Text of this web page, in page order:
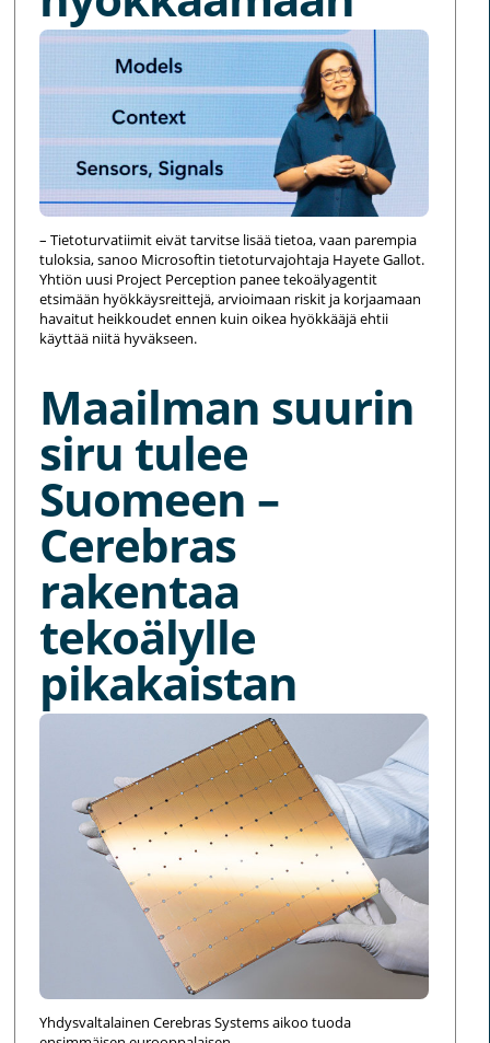
– Tietoturvatiimit eivät tarvitse lisää tietoa, vaan parempia
tuloksia, sanoo Microsoftin tietoturvajohtaja Hayete Gallot.
Yhtiön uusi Project Perception panee tekoälyagentit
etsimään hyökkäysreittejä, arvioimaan riskit ja korjaamaan
havaitut heikkoudet ennen kuin oikea hyökkääjä ehtii
käyttää niitä hyväkseen.
Maailman suurin
siru tulee
Suomeen –
Cerebras
rakentaa
tekoälylle
pikakaistan
Yhdysvaltalainen Cerebras Systems aikoo tuoda